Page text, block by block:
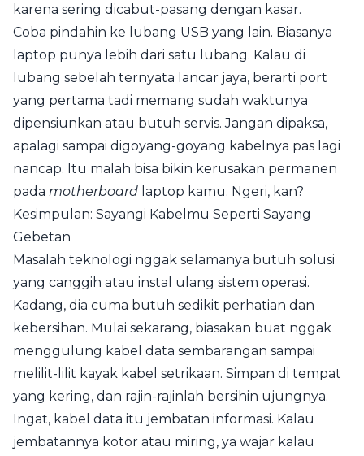
karena sering dicabut-pasang dengan kasar.
Coba pindahin ke lubang USB yang lain. Biasanya
laptop punya lebih dari satu lubang. Kalau di
lubang sebelah ternyata lancar jaya, berarti port
yang pertama tadi memang sudah waktunya
dipensiunkan atau butuh servis. Jangan dipaksa,
apalagi sampai digoyang-goyang kabelnya pas lagi
nancap. Itu malah bisa bikin kerusakan permanen
pada motherboard laptop kamu. Ngeri, kan?
Kesimpulan: Sayangi Kabelmu Seperti Sayang
Gebetan
Masalah teknologi nggak selamanya butuh solusi
yang canggih atau instal ulang sistem operasi.
Kadang, dia cuma butuh sedikit perhatian dan
kebersihan. Mulai sekarang, biasakan buat nggak
menggulung kabel data sembarangan sampai
melilit-lilit kayak kabel setrikaan. Simpan di tempat
yang kering, dan rajin-rajinlah bersihin ujungnya.
Ingat, kabel data itu jembatan informasi. Kalau
jembatannya kotor atau miring, ya wajar kalau